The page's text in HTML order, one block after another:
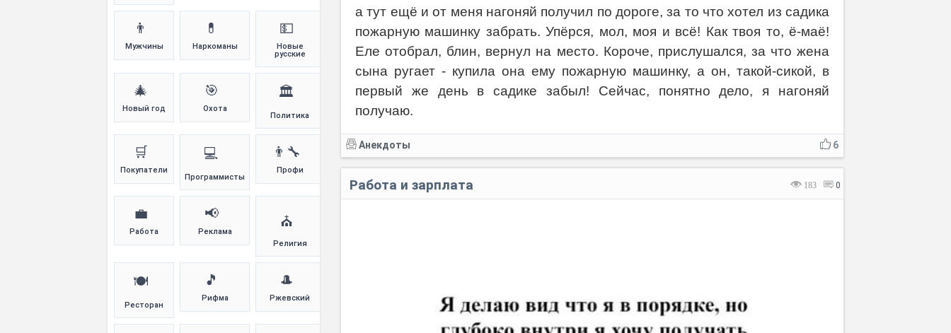
а тут ещё и от меня нагоняй получил по дороге, за то что хотел из садика
пожарную машинку забрать. Упёрся, мол, моя и всё! Как твоя то, ё-маё!
Еле отобрал, блин, вернул на место. Короче, прислушался, за что жена
сына ругает - купила она ему пожарную машинку, а он, такой-сикой, в
первый же день в садике забыл! Сейчас, понятно дело, я нагоняй
получаю.
6
Анекдоты
183 0
Работа и зарплата
👨
Мужчины
💊
Наркоманы
💵
Новые
русские
🎄
Новый год
🎯
Охота
🏛️
Политика
🛒
Покупатели
💻
Программисты
👨‍🔧
Профи
💼
Работа
📢
Реклама
⛪
Религия
🍽️
Ресторан
🎵
Рифма
🎩
Ржевский